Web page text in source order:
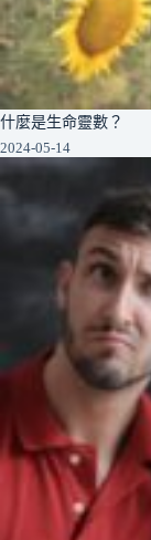
什麼是生命靈數？
2024-05-14